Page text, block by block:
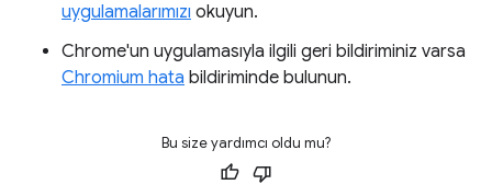
uygulamalarımızı okuyun.
Chrome'un uygulamasıyla ilgili geri bildiriminiz varsa
Chromium hata bildiriminde bulunun.
Bu size yardımcı oldu mu?